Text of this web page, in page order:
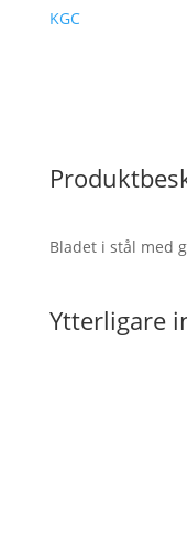
KGC
Bladet i stål med
Ytterligare